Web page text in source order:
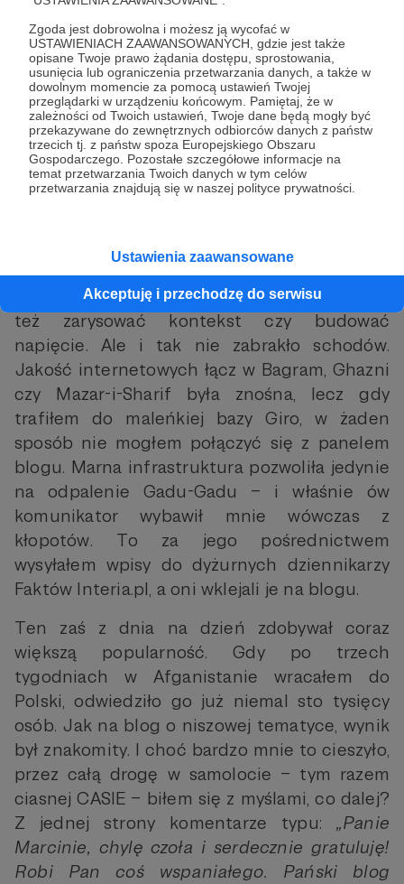
Zgoda jest dobrowolna i możesz ją wycofać w
USTAWIENIACH ZAAWANSOWANYCH, gdzie jest także
opisane Twoje prawo żądania dostępu, sprostowania,
usunięcia lub ograniczenia przetwarzania danych, a także w
dowolnym momencie za pomocą ustawień Twojej
przeglądarki w urządzeniu końcowym. Pamiętaj, że w
zależności od Twoich ustawień, Twoje dane będą mogły być
przekazywane do zewnętrznych odbiorców danych z państw
trzecich tj. z państw spoza Europejskiego Obszaru
Gospodarczego. Pozostałe szczegółowe informacje na
temat przetwarzania Twoich danych w tym celów
przetwarzania znajdują się w naszej polityce prywatności.
Ustawienia zaawansowane
Akceptuję i przechodzę do serwisu
konfrontacji z afgańską rzeczywistością.
Chciałem więc czy nie, byłem skazany na
internet.
Lecz jak mówią: „nie ma tego złego…” –
„tradycyjny” kontakt z panelem
administracyjnym blogu pozwalał mi na
pisanie dłuższych relacji. Dziś uważam to za
byłoby bowiem miejsca na emocje –
należałoby podać wyłącznie suchą,
skondensowaną informację. Trudno byłoby
też zarysować kontekst czy budować
napięcie. Ale i tak nie zabrakło schodów.
Jakość internetowych łącz w Bagram, Ghazni
czy Mazar-i-Sharif była znośna, lecz gdy
trafiłem do maleńkiej bazy Giro, w żaden
sposób nie mogłem połączyć się z panelem
blogu. Marna infrastruktura pozwoliła jedynie
na odpalenie Gadu-Gadu – i właśnie ów
komunikator wybawił mnie wówczas z
kłopotów. To za jego pośrednictwem
wysyłałem wpisy do dyżurnych dziennikarzy
Faktów Interia.pl, a oni wklejali je na blogu.
Ten zaś z dnia na dzień zdobywał coraz
większą popularność. Gdy po trzech
tygodniach w Afganistanie wracałem do
Polski, odwiedziło go już niemal sto tysięcy
osób. Jak na blog o niszowej tematyce, wynik
był znakomity. I choć bardzo mnie to cieszyło,
przez całą drogę w samolocie – tym razem
ciasnej CASIE – biłem się z myślami, co dalej?
Z jednej strony komentarze typu: „Panie
Marcinie, chylę czoła i serdecznie gratuluję!
Robi Pan coś wspaniałego. Pański blog